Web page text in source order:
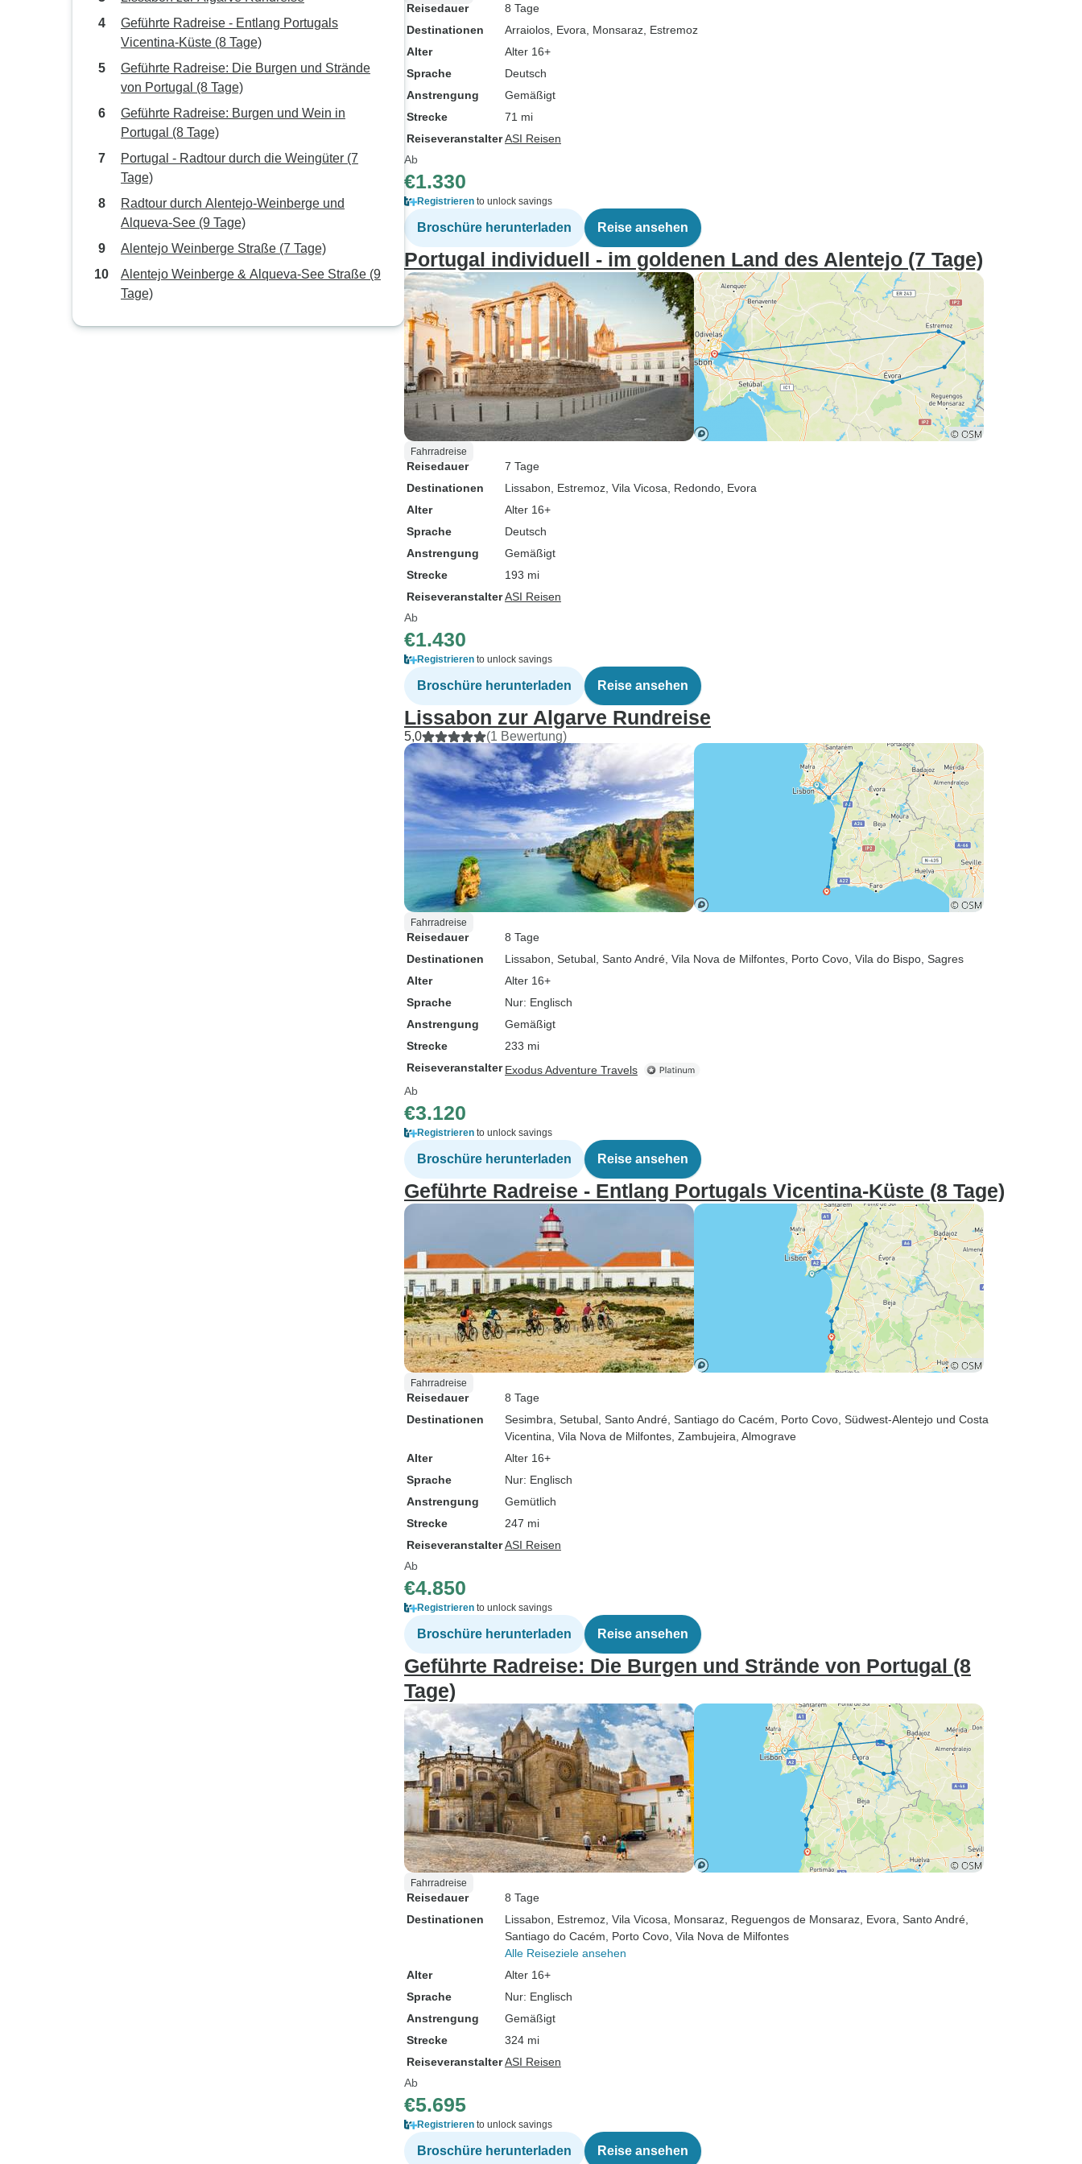
Geführte Radreise - Entlang Portugals
Vicentina-Küste (8 Tage)
Geführte Radreise: Die Burgen und Strände
von Portugal (8 Tage)
Geführte Radreise: Burgen und Wein in
Portugal (8 Tage)
Portugal - Radtour durch die Weingüter (7
Tage)
Radtour durch Alentejo-Weinberge und
Alqueva-See (9 Tage)
Alentejo Weinberge Straße (7 Tage)
Alentejo Weinberge & Alqueva-See Straße (9
Tage)
Reisedauer
8 Tage
Destinationen
Arraiolos , Evora , Monsaraz , Estremoz
Alter
Alter 16+
Sprache
Deutsch
Anstrengung
Gemäßigt
Strecke
71 mi
ReiseveranstalterASI Reisen
Ab
€1.330
Registrieren to unlock savings
Broschüre herunterladen Reise ansehen
Portugal individuell - im goldenen Land des Alentejo (7 Tage)
Fahrradreise
Reisedauer
7 Tage
Destinationen
Lissabon , Estremoz , Vila Vicosa , Redondo , Evora
Alter
Alter 16+
Sprache
Deutsch
Anstrengung
Gemäßigt
Strecke
193 mi
ReiseveranstalterASI Reisen
Ab
€1.430
Registrieren to unlock savings
Broschüre herunterladen Reise ansehen
Lissabon zur Algarve Rundreise
5,0 (1 Bewertung)
Fahrradreise
Reisedauer
8 Tage
Destinationen
Lissabon , Setubal , Santo André , Vila Nova de Milfontes , Porto Covo , Vila do Bispo , Sagres
Alter
Alter 16+
Sprache
Nur: Englisch
Anstrengung
Gemäßigt
Strecke
233 mi
Reiseveranstalter Exodus Adventure Travels
Ab
€3.120
Registrieren to unlock savings
Broschüre herunterladen Reise ansehen
Geführte Radreise - Entlang Portugals Vicentina-Küste (8 Tage)
Fahrradreise
Reisedauer
8 Tage
Destinationen
Sesimbra , Setubal , Santo André , Santiago do Cacém , Porto Covo , Südwest-Alentejo und Costa
Vicentina , Vila Nova de Milfontes , Zambujeira , Almograve
Alter
Alter 16+
Sprache
Nur: Englisch
Anstrengung
Gemütlich
Strecke
247 mi
ReiseveranstalterASI Reisen
Ab
€4.850
Registrieren to unlock savings
Broschüre herunterladen Reise ansehen
Geführte Radreise: Die Burgen und Strände von Portugal (8
Tage)
Fahrradreise
Reisedauer
8 Tage
Destinationen
Lissabon , Estremoz , Vila Vicosa , Monsaraz , Reguengos de Monsaraz , Evora , Santo André
Santiago do Cacém , Porto Covo , Vila Nova de Milfontes
Alle Reiseziele ansehen
Alter
Alter 16+
Sprache
Nur: Englisch
Anstrengung
Gemäßigt
Strecke
324 mi
ReiseveranstalterASI Reisen
Ab
€5.695
Registrieren to unlock savings
Broschüre herunterladen Reise ansehen